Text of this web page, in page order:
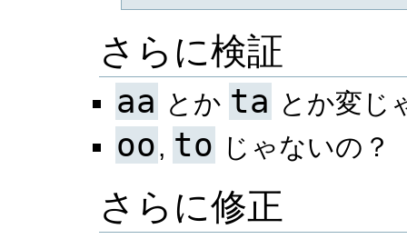
さらに検証
aa とか ta とか変じ
oo, to じゃないの？
さらに修正